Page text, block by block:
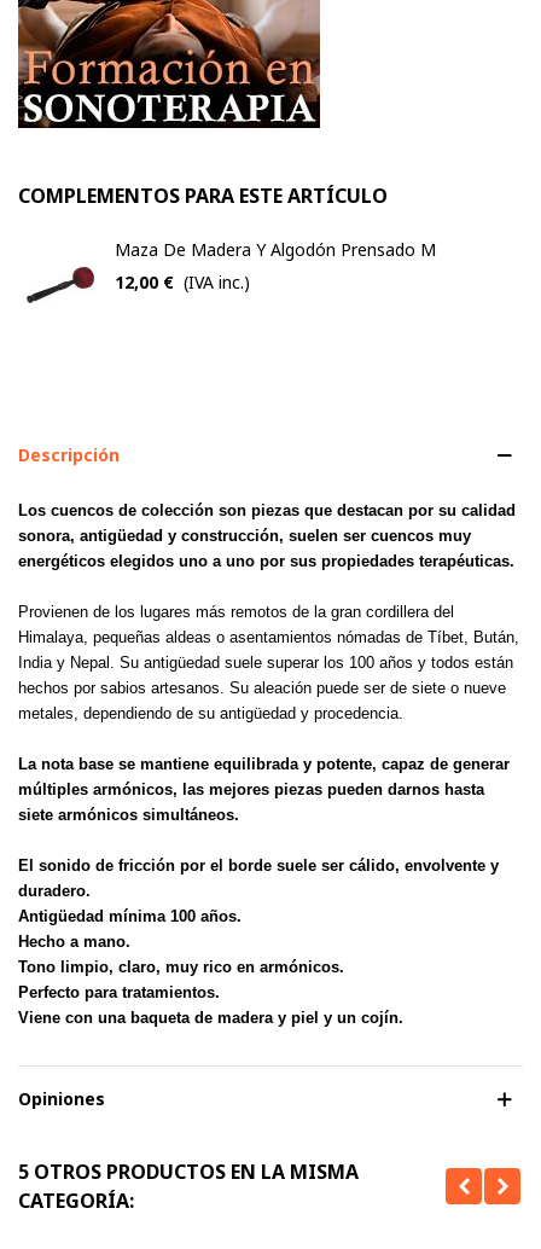
COMPLEMENTOS PARA ESTE ARTÍCULO
Maza De Madera Y Algodón Prensado M
12,00 € (IVA inc.)
Descripción
Los cuencos de colección son piezas que destacan por su calidad
sonora, antigüedad y construcción, suelen ser cuencos muy
energéticos elegidos uno a uno por sus propiedades terapéuticas.
Provienen de los lugares más remotos de la gran cordillera del
Himalaya, pequeñas aldeas o asentamientos nómadas de Tíbet, Bután,
India y Nepal. Su antigüedad suele superar los 100 años y todos están
hechos por sabios artesanos. Su aleación puede ser de siete o nueve
metales, dependiendo de su antigüedad y procedencia.
La nota base se mantiene equilibrada y potente, capaz de generar
múltiples armónicos, las mejores piezas pueden darnos hasta
siete armónicos simultáneos.
El sonido de fricción por el borde suele ser cálido, envolvente y
duradero.
Antigüedad mínima 100 años.
Hecho a mano.
Tono limpio, claro, muy rico en armónicos.
Perfecto para tratamientos.
Viene con una baqueta de madera y piel y un cojín.
Opiniones
5 OTROS PRODUCTOS EN LA MISMA
CATEGORÍA: